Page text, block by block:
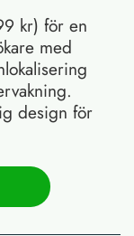
kr) för en
med
design för